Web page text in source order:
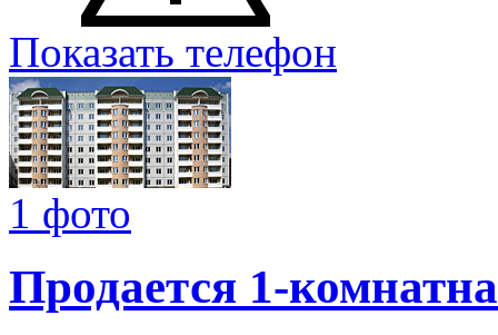
Показать телефон
1 фото
Продается 1-